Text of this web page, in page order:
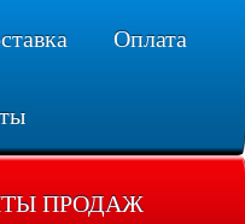
Оплата
ПРОДАЖ